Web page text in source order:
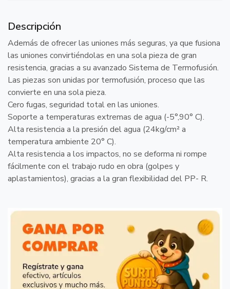
Descripción
Además de ofrecer las uniones más seguras, ya que fusiona
las uniones convirtiéndolas en una sola pieza de gran
resistencia, gracias a su avanzado Sistema de Termofusión.
Las piezas son unidas por termofusión, proceso que las
convierte en una sola pieza.
Cero fugas, seguridad total en las uniones.
Soporte a temperaturas extremas de agua (-5°,90° C).
Alta resistencia a la presión del agua (24kg/cm² a
temperatura ambiente 20° C).
Alta resistencia a los impactos, no se deforma ni rompe
fácilmente con el trabajo rudo en obra (golpes y
aplastamientos), gracias a la gran flexibilidad del PP- R.